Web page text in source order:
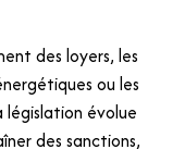
des loyers, les
ou les
évolue
des sanctions,